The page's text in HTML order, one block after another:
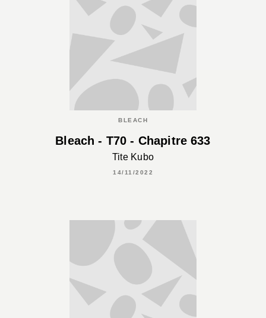
BLEACH
Bleach - T70 - Chapitre 633
Tite Kubo
14/11/2022